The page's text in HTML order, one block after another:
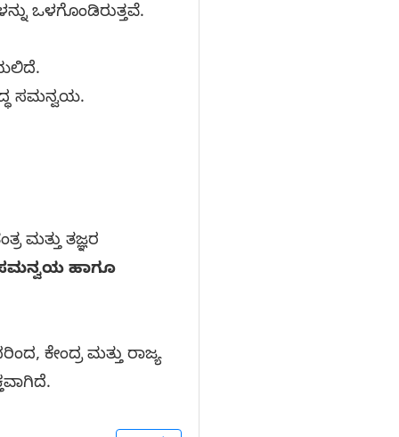
ಒಳಗೊಂಡಿರುತ್ತವೆ.
ಸಮನ್ವಯ.
ಮತ್ತು ತಜ್ಞರ
ಹಾಗೂ
ಕೇಂದ್ರ ಮತ್ತು ರಾಜ್ಯ